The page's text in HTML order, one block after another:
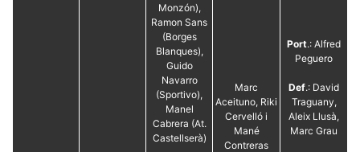
Monzón),
Ramon Sans
(Borges
Blanques),
Guido
Navarro
(Sportivo),
Manel
Cabrera (At.
Castellserà)
Marc
Aceituno, Riki
Cervelló i
Mané
Contreras
Port.: Alfred
Peguero
Def.: David
Traguany,
Aleix Llusà,
Marc Grau